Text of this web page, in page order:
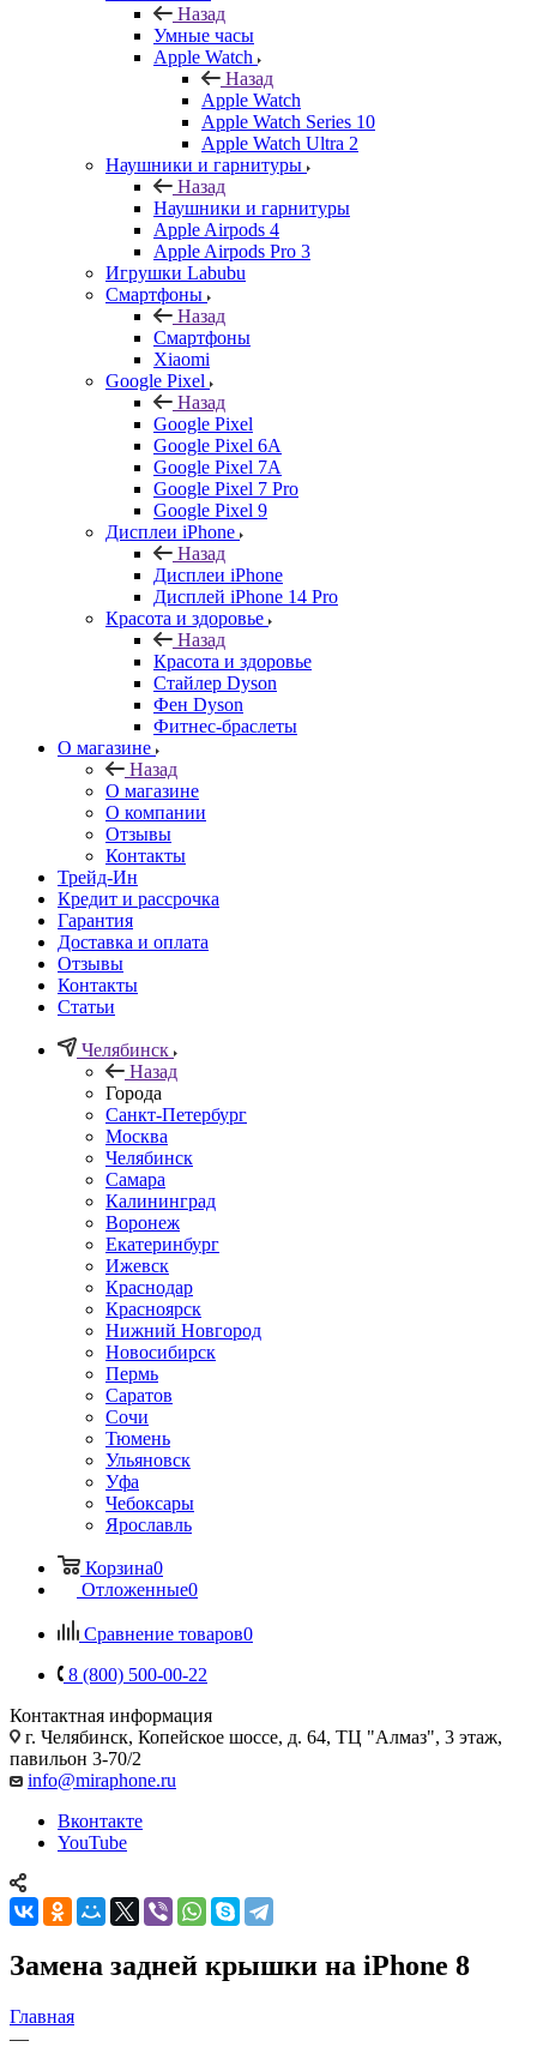
Назад
Умные часы
Apple Watch
Назад
Apple Watch
Apple Watch Series 10
Apple Watch Ultra 2
Наушники и гарнитуры
Назад
Наушники и гарнитуры
Apple Airpods 4
Apple Airpods Pro 3
Игрушки Labubu
Смартфоны
Назад
Смартфоны
Xiaomi
Google Pixel
Назад
Google Pixel
Google Pixel 6A
Google Pixel 7А
Google Pixel 7 Pro
Google Pixel 9
Дисплеи iPhone
Назад
Дисплеи iPhone
Дисплей iPhone 14 Pro
Красота и здоровье
Назад
Красота и здоровье
Стайлер Dyson
Фен Dyson
Фитнес-браслеты
О магазине
Назад
О магазине
О компании
Отзывы
Контакты
Трейд-Ин
Кредит и рассрочка
Гарантия
Доставка и оплата
Отзывы
Контакты
Статьи
Челябинск
Назад
Города
Санкт-Петербург
Москва
Челябинск
Самара
Калининград
Воронеж
Екатеринбург
Ижевск
Краснодар
Красноярск
Нижний Новгород
Новосибирск
Пермь
Саратов
Сочи
Тюмень
Ульяновск
Уфа
Чебоксары
Ярославль
Корзина0
Отложенные0
Сравнение товаров0
8 (800) 500-00-22
Контактная информация
г. Челябинск, Копейское шоссе, д. 64, ТЦ "Алмаз", 3 этаж,
павильон 3-70/2
info@miraphone.ru
Вконтакте
YouTube
Замена задней крышки на iPhone 8
Главная
—